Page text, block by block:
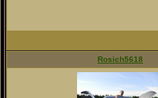
Rosich5618